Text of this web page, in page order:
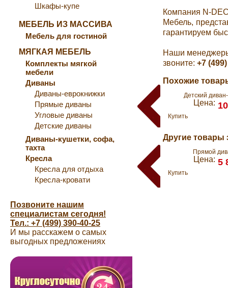
Шкафы-купе
МЕБЕЛЬ ИЗ МАССИВА
Мебель для гостиной
МЯГКАЯ МЕБЕЛЬ
Комплекты мягкой
мебели
Диваны
Диваны-еврокнижки
Прямые диваны
Угловые диваны
Детские диваны
Диваны-кушетки, софа,
тахта
Кресла
Кресла для отдыха
Кресла-кровати
Позвоните нашим
специалистам сегодня!
Тел.: +7 (499) 390-40-25
И мы расскажем о самых
выгодных предложениях
Компания N-
Мебель,
гарантируем
Наши
звоните: +7
Похожие
Детский
Цена:
Купить
Другие товары
Прямой
Цена: 5
Купить